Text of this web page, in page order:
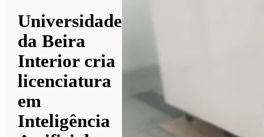
Universidade
da Beira
Interior cria
licenciatura
em
Inteligência